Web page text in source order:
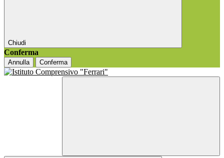
Chiudi
Conferma
Annulla Conferma